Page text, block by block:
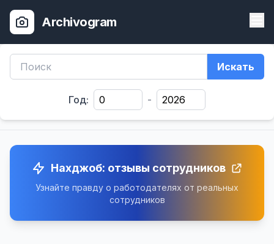
Archivogram
Искать
Год: -
Нахджоб: отзывы сотрудников
Узнайте правду о работодателях от реальных
сотрудников